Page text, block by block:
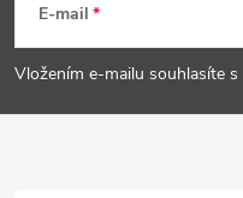
p
a
E-mail
Vložením e-mailu souhlasíte s